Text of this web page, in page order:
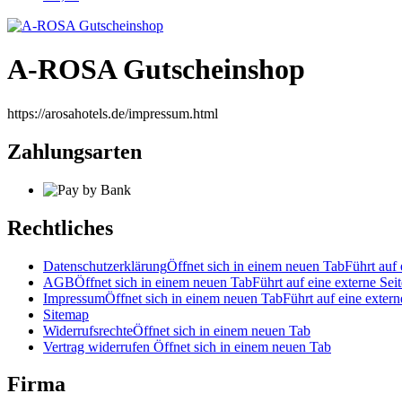
A-ROSA Gutscheinshop
https://arosahotels.de/impressum.html
Zahlungsarten
Rechtliches
DatenschutzerklärungÖffnet sich in einem neuen TabFührt auf
AGBÖffnet sich in einem neuen TabFührt auf eine externe
ImpressumÖffnet sich in einem neuen TabFührt auf eine
Sitemap
WiderrufsrechteÖffnet sich in einem neuen Tab
Vertrag widerrufen Öffnet sich in einem neuen Tab
Firma